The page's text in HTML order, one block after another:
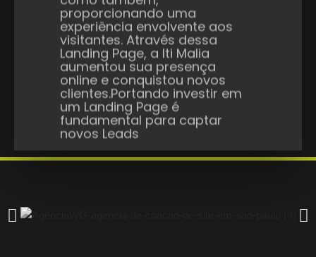
clientes.Portando investir em
um Landing Page é
fundamental para captar
novos Leads